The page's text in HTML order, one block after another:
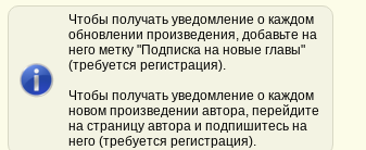
Чтобы получать уведомление о каждом
обновлении произведения, добавьте на
него метку "Подписка на новые главы"
(требуется регистрация).
Чтобы получать уведомление о каждом
новом произведении автора, перейдите
на страницу автора и подпишитесь на
него (требуется регистрация).